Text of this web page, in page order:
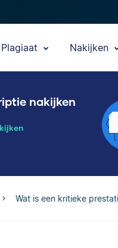
Plagiaat Nakijken
nakijken
Wat is een kritieke